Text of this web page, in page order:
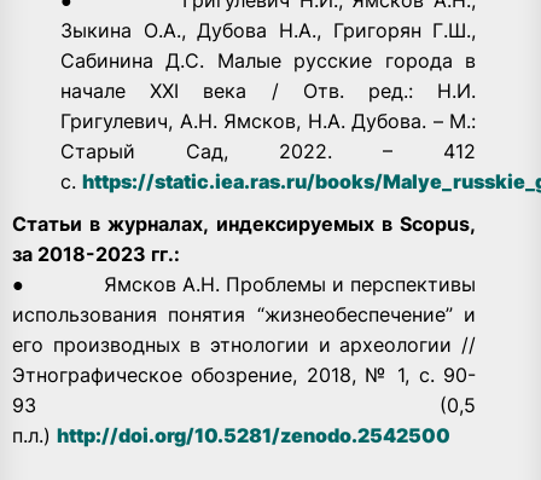
Зыкина О.А., Дубова Н.А., Григорян Г.Ш.,
Сабинина Д.С. Малые русские города в
начале XXI века / Отв. ред.: Н.И.
Григулевич, А.Н. Ямсков, Н.А. Дубова. – М.:
Старый Сад, 2022. – 412
с. https://static.iea.ras.ru/books/
Статьи в журналах, индексируемых в Scopus,
за 2018-2023 гг.:
● Ямсков А.Н. Проблемы и перспективы
использования понятия “жизнеобеспечение” и
его производных в этнологии и археологии //
Этнографическое обозрение, 2018, № 1, с. 90-
93 (0,5
п.л.) http://doi.org/10.5281/zenodo.2542500